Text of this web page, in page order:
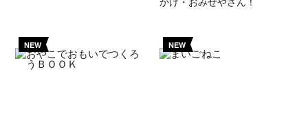
NEW NEW